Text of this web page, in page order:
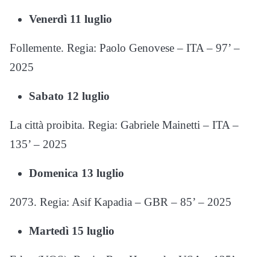
Venerdì 11 luglio
Follemente. Regia: Paolo Genovese – ITA – 97’ –
2025
Sabato 12 luglio
La città proibita. Regia: Gabriele Mainetti – ITA –
135’ – 2025
Domenica 13 luglio
2073. Regia: Asif Kapadia – GBR – 85’ – 2025
Martedì 15 luglio